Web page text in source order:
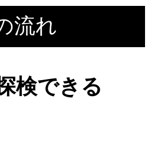
流れ
検できる